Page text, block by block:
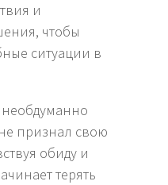
и
чтобы
ситуации в
признал свою
обиду и
терять